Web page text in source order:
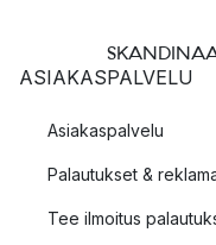
ASIAKASPALVELU
Asiakaspalvelu
Palautukset &
Tee ilmoitus